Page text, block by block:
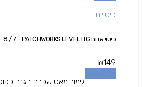
כיסויים
כיסוי אדום IPHONE 8 / 7 – PATCHWORKS LEVEL ITG
₪149
גימור מאט שכבת הגנה